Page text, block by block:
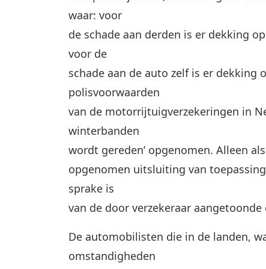
waar: voor
de schade aan derden is er dekking
voor de
schade aan de auto zelf is er dekking
polisvoorwaarden
van de motorrijtuigverzekeringen in
winterbanden
wordt gereden’ opgenomen. Alleen
opgenomen uitsluiting van
sprake is
van de door verzekeraar
De automobilisten die in de landen,
omstandigheden